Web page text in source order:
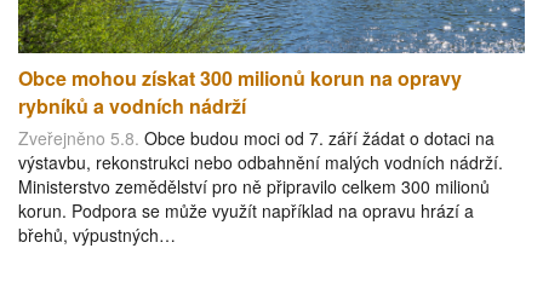
Obce mohou získat 300 milionů korun na opravy
rybníků a vodních nádrží
Zveřejněno 5.8. Obce budou moci od 7. září žádat o dotaci na
výstavbu, rekonstrukci nebo odbahnění malých vodních nádrží.
Ministerstvo zemědělství pro ně připravilo celkem 300 milionů
korun. Podpora se může využít například na opravu hrází a
břehů, výpustných…